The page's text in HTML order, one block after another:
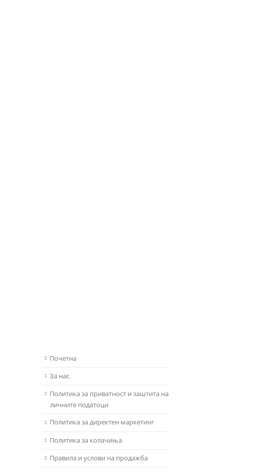
Почетна
За нас
Политика за приватност и заштита на
личните податоци
Политика за директен маркетинг
Политика за колачиња
Правила и услови на продажба